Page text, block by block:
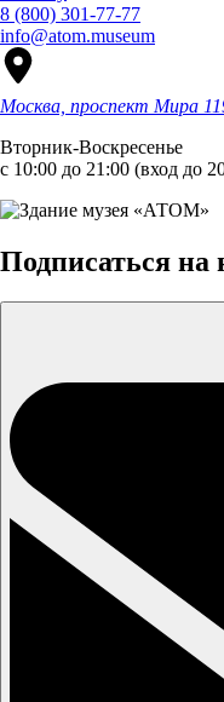
8 (800) 301-77-77
info@atom.museum
Москва, проспект Мира
Вторник-Воскресенье
с 10:00 до 21:00 (вход до
Подписаться на